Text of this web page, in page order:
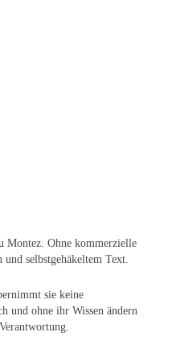
Montez. Ohne kommerzielle
selbstgehäkeltem Text.
sie keine
und ohne ihr Wissen ändern